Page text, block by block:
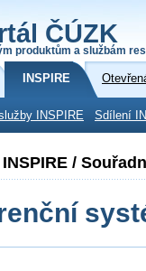
ČÚZK
produktům a službám
INSPIRE
INSPIRE Sdílení
INSPIRE /